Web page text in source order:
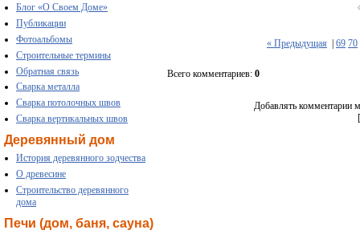
Блог «О Своем Доме»
Публикации
Фотоальбомы
Строительные термины
Обратная связь
Сварка металла
Сварка потолочных швов
Сварка вертикальных швов
Деревянный дом
История деревянного зодчества
О древесине
Строительство деревянного
дома
Печи (дом, баня, сауна)
« Предыдущая 69 70
Всего комментариев: 0
Добавлять комментарии